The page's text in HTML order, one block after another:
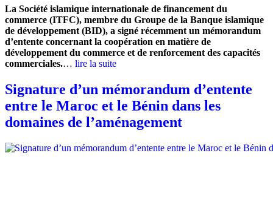
La Société islamique internationale de financement du
commerce (ITFC), membre du Groupe de la Banque islamique
de développement (BID), a signé récemment un mémorandum
d’entente concernant la coopération en matière de
développement du commerce et de renforcement des capacités
commerciales.… lire la suite
Signature d’un mémorandum d’entente
entre le Maroc et le Bénin dans les
domaines de l’aménagement